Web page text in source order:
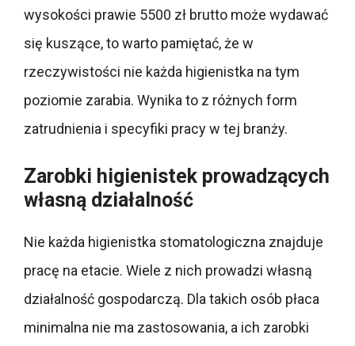
wysokości prawie 5500 zł brutto może wydawać
się kuszące, to warto pamiętać, że w
rzeczywistości nie każda higienistka na tym
poziomie zarabia. Wynika to z różnych form
zatrudnienia i specyfiki pracy w tej branży.
Zarobki higienistek prowadzących
własną działalność
Nie każda higienistka stomatologiczna znajduje
pracę na etacie. Wiele z nich prowadzi własną
działalność gospodarczą. Dla takich osób płaca
minimalna nie ma zastosowania, a ich zarobki